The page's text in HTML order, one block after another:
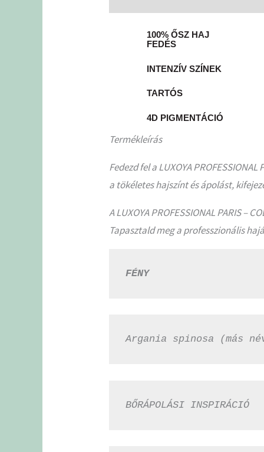
100% ŐSZ HAJ
FEDÉS
INTENZÍV SZÍNEK
TARTÓS
4D PIGMENTÁCIÓ
Termékleírás
Fedezd fel a LUXOYA
a tökéletes hajszínt és ápolást,
A LUXOYA PROFESSIONAL PARIS
Tapasztald meg a professzionális
FÉNY
Argania spinosa (más
BŐRÁPOLÁSI INSPIRÁCIÓ